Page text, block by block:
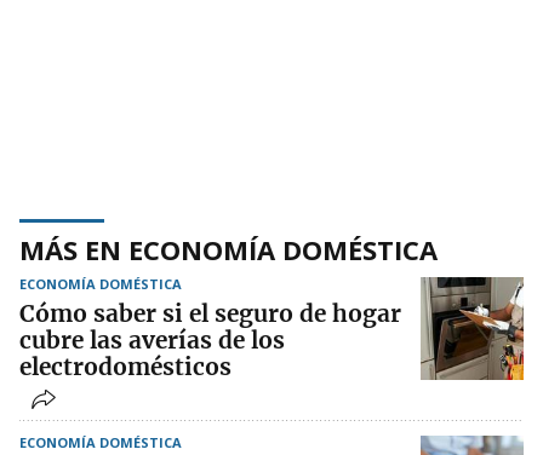
MÁS EN ECONOMÍA DOMÉSTICA
ECONOMÍA DOMÉSTICA
Cómo saber si el seguro de hogar
cubre las averías de los
electrodomésticos
ECONOMÍA DOMÉSTICA